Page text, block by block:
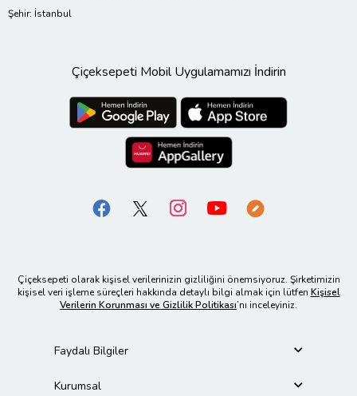
Şehir: İstanbul
Çiçeksepeti Mobil Uygulamamızı İndirin
Çiçeksepeti olarak kişisel verilerinizin gizliliğini önemsiyoruz. Şirketimizin
kişisel veri işleme süreçleri hakkında detaylı bilgi almak için lütfen Kişisel
Verilerin Korunması ve Gizlilik Politikası’nı inceleyiniz.
Faydalı Bilgiler
Kurumsal